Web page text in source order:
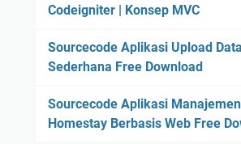
Codeigniter | Konsep MVC
Sourcecode Aplikasi Upload
Sederhana Free Download
Sourcecode Aplikasi
Homestay Berbasis Web Free